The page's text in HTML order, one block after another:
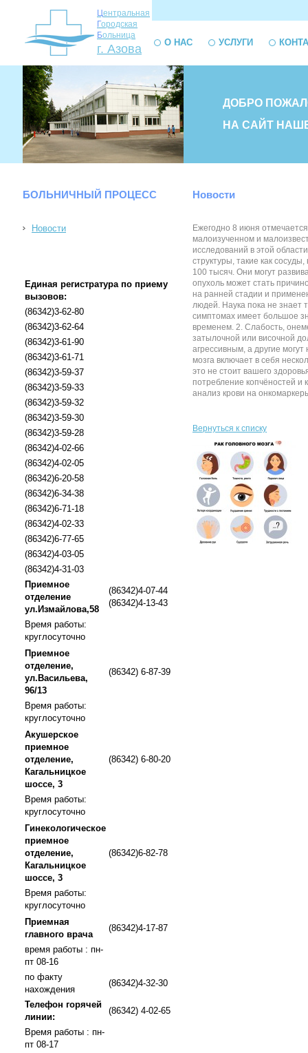
Центральная
Городская
Больница
г. Азова О НАС УСЛУГИ
ДОБРО
НА САЙТ
БОЛЬНИЧНЫЙ ПРОЦЕСС
Новости
Единая регистратура по приему
вызовов:
(86342)3-62-80
(86342)3-62-64
(86342)3-61-90
(86342)3-61-71
(86342)3-59-37
(86342)3-59-33
(86342)3-59-32
(86342)3-59-30
(86342)3-59-28
(86342)4-02-66
(86342)4-02-05
(86342)6-20-58
(86342)6-34-38
(86342)6-71-18
(86342)4-02-33
(86342)6-77-65
(86342)4-03-05
(86342)4-31-03
Приемное
отделение
ул.Измайлова,58
(86342)4-07-44
(86342)4-13-43
Время работы:
круглосуточно
Приемное
отделение,
ул.Васильева,
96/13
(86342) 6-87-39
Время работы:
круглосуточно
Акушерское
приемное
отделение,
Кагальницкое
шоссе, 3
(86342) 6-80-20
Время работы:
круглосуточно
Гинекологическое
приемное
отделение,
Кагальницкое
шоссе, 3
(86342)6-82-78
Время работы:
круглосуточно
Приемная
главного врача
(86342)4-17-87
время работы : пн-
пт 08-16
по факту
нахождения
(86342)4-32-30
Телефон горячей
линии:
(86342) 4-02-65
Время работы : пн-
пт 08-17
Новости
Ежегодно 8 июня
малоизученном и
исследований в этой
структуры, такие как
100 тысяч. Они могут
опухоль может стать
на ранней стадии и
людей. Наука пока не знает
симптомах имеет большое
временем. 2. Слабость,
затылочной или височной
агрессивным, а другие
мозга включает в себя
это не стоит вашего
потребление копчёностей и
анализ крови на
Вернуться к списку